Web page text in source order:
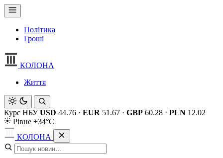
Політика
Гроші
КОЛОНА
Життя
Курс НБУ USD 44.76 · EUR 51.67 · GBP 60.28 · PLN 12.02
Рівне +34°C
КОЛОНА